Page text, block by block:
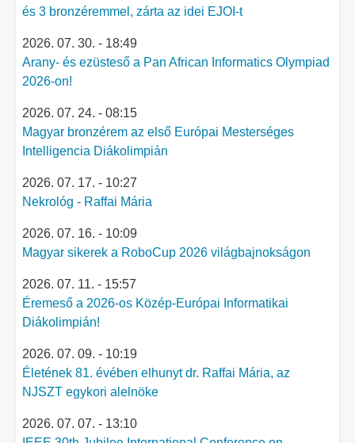
és 3 bronzéremmel, zárta az idei EJOI-t
2026. 07. 30. - 18:49
Arany- és ezüsteső a Pan African Informatics Olympiad
2026-on!
2026. 07. 24. - 08:15
Magyar bronzérem az első Európai Mesterséges
Intelligencia Diákolimpián
2026. 07. 17. - 10:27
Nekrológ - Raffai Mária
2026. 07. 16. - 10:09
Magyar sikerek a RoboCup 2026 világbajnokságon
2026. 07. 11. - 15:57
Éremeső a 2026-os Közép-Európai Informatikai
Diákolimpián!
2026. 07. 09. - 10:19
Életének 81. évében elhunyt dr. Raffai Mária, az
NJSZT egykori alelnöke
2026. 07. 07. - 13:10